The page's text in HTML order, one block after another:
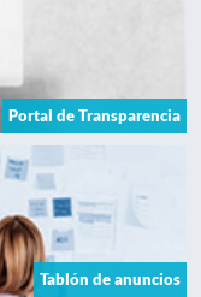
Portal de Transparencia
Tablón de anuncios